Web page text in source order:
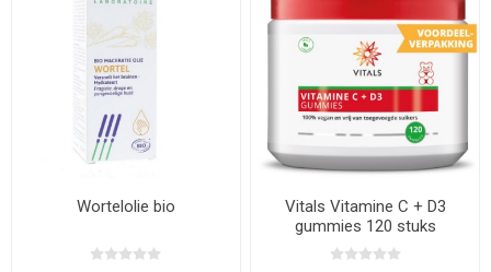
Wortelolie bio
Vitals Vitamine C + D3
gummies 120 stuks